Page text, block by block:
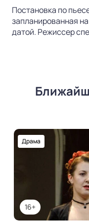
Постановка по
запланированная
датой. Режиссер
16+
Драма